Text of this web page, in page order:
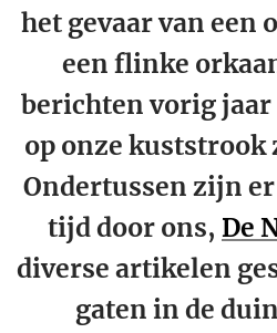
het gevaar van een
een flinke
berichten vorig jaar
op onze kuststrook
Ondertussen zijn
tijd door ons, De
diverse artikelen
gaten in de